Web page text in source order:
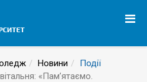
Новини
Події
«Пам’ятаємо.